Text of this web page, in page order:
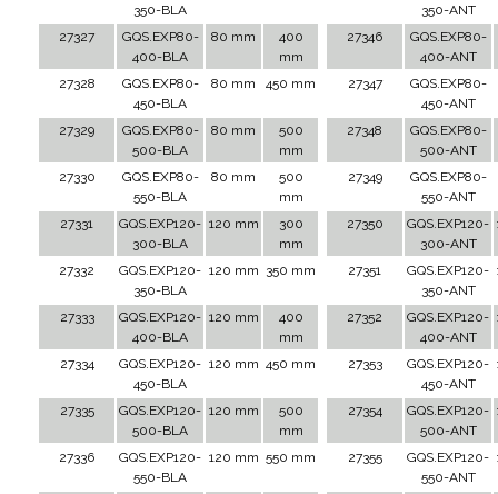
350-BLA
27327
GQS.EXP80-
400-BLA
80 mm
400
mm
27328
GQS.EXP80-
450-BLA
80 mm 450 mm
27329
GQS.EXP80-
500-BLA
80 mm
500
mm
27330
GQS.EXP80-
550-BLA
80 mm
500
mm
27331
GQS.EXP120-
300-BLA
120 mm
300
mm
27332
GQS.EXP120-
350-BLA
120 mm 350 mm
27333
GQS.EXP120-
400-BLA
120 mm
400
mm
27334
GQS.EXP120-
450-BLA
120 mm 450 mm
27335
GQS.EXP120-
500-BLA
120 mm
500
mm
27336
GQS.EXP120-
550-BLA
120 mm 550 mm
350-ANT
27346
GQS.EXP80-
400-ANT
27347
GQS.EXP80-
450-ANT
27348
GQS.EXP80-
500-ANT
27349
GQS.EXP80-
550-ANT
27350
GQS.EXP120-
300-ANT
27351
GQS.EXP120-
350-ANT
27352
GQS.EXP120-
400-ANT
27353
GQS.EXP120-
450-ANT
27354
GQS.EXP120-
500-ANT
27355
GQS.EXP120-
550-ANT